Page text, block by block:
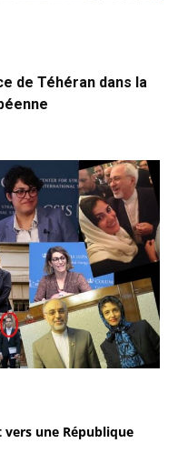
de Téhéran dans la
une République